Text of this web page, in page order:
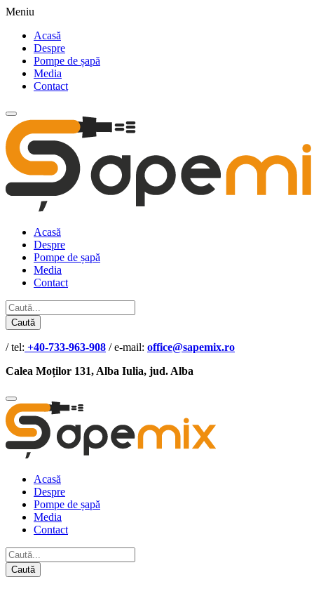
Meniu
Acasă
Despre
Pompe de șapă
Media
Contact
Acasă
Despre
Pompe de șapă
Media
Contact
Caută
/ tel: +40-733-963-908 / e-mail: office@sapemix.ro
Calea Moților 131, Alba Iulia, jud. Alba
Acasă
Despre
Pompe de șapă
Media
Contact
Caută